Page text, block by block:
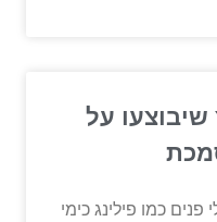
שיבוצעו על
כמו פילינג כימי